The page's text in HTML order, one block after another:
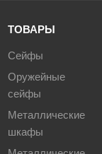
ТОВАРЫ
Сейфы
Оружейные
сейфы
Металлические
шкафы